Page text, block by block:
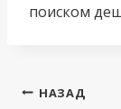
поиском
Навигация
НАЗАД